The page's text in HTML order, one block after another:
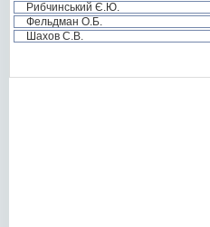
Рибчинський Є.Ю.
Фельдман О.Б.
Шахов С.В.